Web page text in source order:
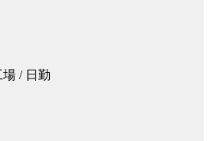
/ 日勤